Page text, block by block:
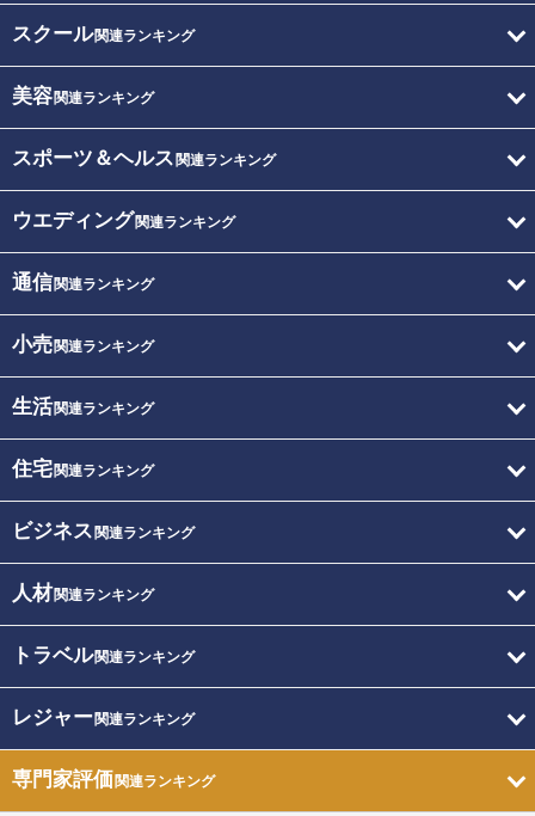
スクール関連ランキング
美容関連ランキング
スポーツ＆ヘルス 関連ランキング
ウエディング関連ランキング
通信関連ランキング
小売関連ランキング
生活関連ランキング
住宅関連ランキング
ビジネス 関連ランキング
人材関連ランキング
トラベル関連ランキング
レジャー関連ランキング
専門家評価関連ランキング